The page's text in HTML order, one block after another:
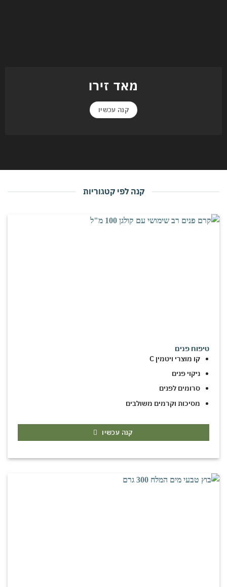
מאד זירו
קנה עכשיו
קנה לפי קטגוריות
טיפוח פנים
קו מוצרי ויטמין C
ניקוי פנים
סרומים לפנים
מסיכות וקרמים משולבים
קנה עכשיו